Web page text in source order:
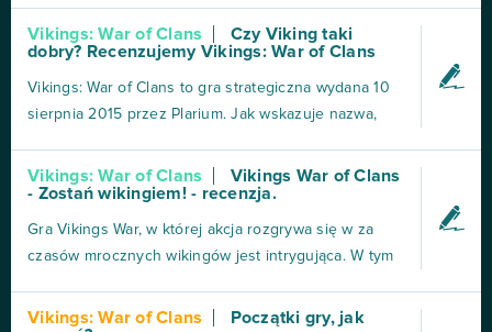
klanowe i globalne. Prywatne eventy jak sama nazwa
wskazuje dotyczą zadań wykonywanych przez
naszego bohatera dla naszego królestwa. Mogą to
być zarówno zada...
Vikings: War of Clans
Czy Viking taki
dobry? Recenzujemy Vikings: War of Clans
Vikings: War of Clans to gra strategiczna wydana 10
sierpnia 2015 przez Plarium. Jak wskazuje nazwa,
jeśli chodzi o grafikę, jest zrobiona dobrze i te
elementy 3D nawet pasują. Nie jestem może fanem
takich klimatów, jednak grało mi się dobrze, nic jak...
Vikings: War of Clans
Vikings War of Clans
- Zostań wikingiem! - recenzja.
Gra Vikings War, w której akcja rozgrywa się w za
czasów mrocznych wikingów jest intrygująca. W tym
gdzie liczy się słowo silniejszego. Aby stać się
Vikings: War of Clans
Początki gry, jak